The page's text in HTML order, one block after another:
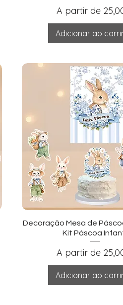
A partir de
Preço
Adicionar ao
Visualização
Decoração Mesa de
Kit Páscoa
A partir de
Preço
Adicionar ao